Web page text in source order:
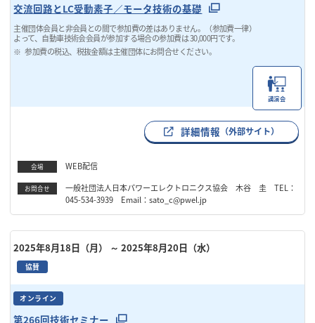
交流回路とLC受動素子／モータ技術の基礎
主催団体会員と非会員との間で参加費の差はありません。（参加費一律）
よって、自動車技術会会員が参加する場合の参加費は 30,000円です。
参加費の税込、税抜金額は主催団体にお問合せください。
講演会
詳細情報 （外部サイト）
会場 WEB配信
お問合せ
一般社団法人日本パワーエレクトロニクス協会 木谷 圭 TEL：
045-534-3939 Email：sato_c@pwel.jp
2025年8月18日（月） ～ 2025年8月20日（水）
協賛
オンライン
第266回技術セミナー